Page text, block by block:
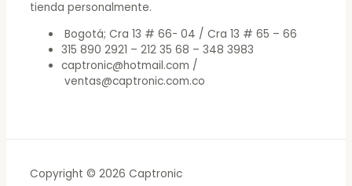
tienda personalmente.
Bogotá; Cra 13 # 66- 04 / Cra 13 # 65 – 66
315 890 2921 – 212 35 68 – 348 3983
captronic@hotmail.com /
ventas@captronic.com.co
Copyright © 2026 Captronic